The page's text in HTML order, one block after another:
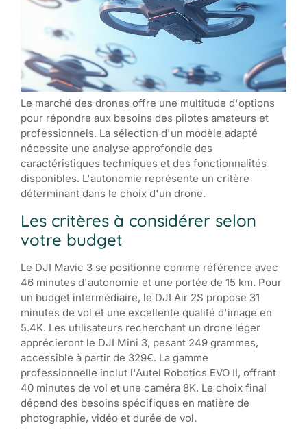
Le marché des drones offre une multitude d'options
pour répondre aux besoins des pilotes amateurs et
professionnels. La sélection d'un modèle adapté
nécessite une analyse approfondie des
caractéristiques techniques et des fonctionnalités
disponibles. L'autonomie représente un critère
déterminant dans le choix d'un drone.
Les critères à considérer selon
votre budget
Le DJI Mavic 3 se positionne comme référence avec
46 minutes d'autonomie et une portée de 15 km. Pour
un budget intermédiaire, le DJI Air 2S propose 31
minutes de vol et une excellente qualité d'image en
5.4K. Les utilisateurs recherchant un drone léger
apprécieront le DJI Mini 3, pesant 249 grammes,
accessible à partir de 329€. La gamme
professionnelle inclut l'Autel Robotics EVO II, offrant
40 minutes de vol et une caméra 8K. Le choix final
dépend des besoins spécifiques en matière de
photographie, vidéo et durée de vol.